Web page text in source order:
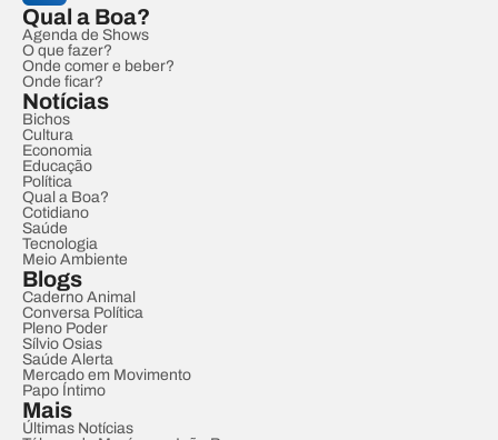
Qual a Boa?
Agenda de Shows
O que fazer?
Onde comer e beber?
Onde ficar?
Notícias
Bichos
Cultura
Economia
Educação
Política
Qual a Boa?
Cotidiano
Saúde
Tecnologia
Meio Ambiente
Blogs
Caderno Animal
Conversa Política
Pleno Poder
Sílvio Osias
Saúde Alerta
Mercado em Movimento
Papo Íntimo
Mais
Últimas Notícias